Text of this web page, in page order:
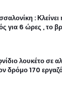
:
για 6 ώρες , το
λουκέτο σε
δρόμο 170